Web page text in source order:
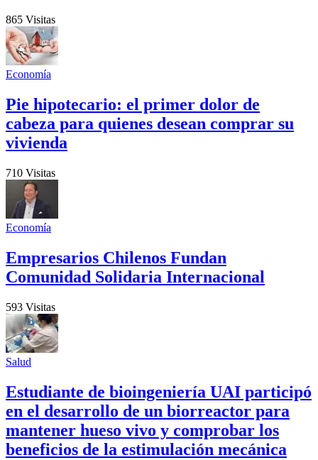
865 Visitas
Economía
Pie hipotecario: el primer dolor de
cabeza para quienes desean comprar su
vivienda
710 Visitas
Economía
Empresarios Chilenos Fundan
Comunidad Solidaria Internacional
593 Visitas
Salud
Estudiante de bioingeniería UAI participó
en el desarrollo de un biorreactor para
mantener hueso vivo y comprobar los
beneficios de la estimulación mecánica